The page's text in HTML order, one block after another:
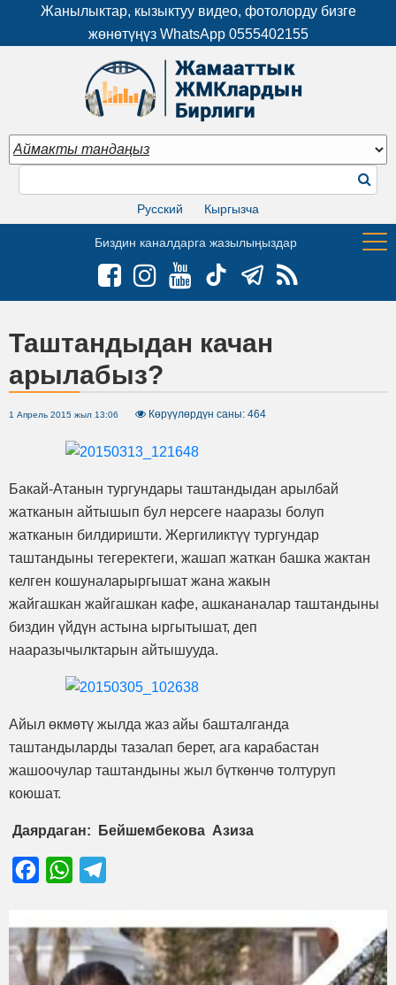
Жанылыктар, кызыктуу видео, фотолорду бизге
жөнөтүңүз WhatsApp 0555402155
Русский Кыргызча
Биздин каналдарга жазылыңыздар
Таштандыдан качан
арылабыз?
1 Апрель 2015 жыл 13:06 Көрүүлөрдүн саны: 464
Бакай-Атанын тургундары таштандыдан арылбай
жатканын айтышып бул нерсеге нааразы болуп
жатканын билдиришти. Жергиликтүү тургундар
таштандыны тегеректеги, жашап жаткан башка жактан
келген кошуналарыргышат жана жакын
жайгашкан жайгашкан кафе, ашкананалар таштандыны
биздин үйдүн астына ыргытышат, деп
нааразычылктарын айтышууда.
Айыл өкмөтү жылда жаз айы башталганда
таштандыларды тазалап берет, ага карабастан
жашоочулар таштандыны жыл бүткөнчө толтуруп
коюшат.
Даярдаган: Бейшембекова Азиза
FacebookWhatsApp